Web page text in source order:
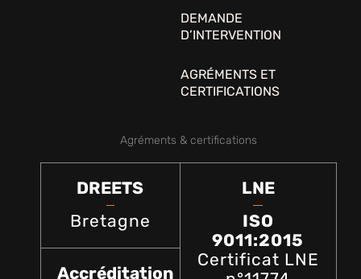
DEMANDE
D’INTERVENTION
AGRÉMENTS ET
CERTIFICATIONS
Agréments & certifications
DREETS
Bretagne
Accréditation
LNE
ISO
9011:2015
Certificat LNE